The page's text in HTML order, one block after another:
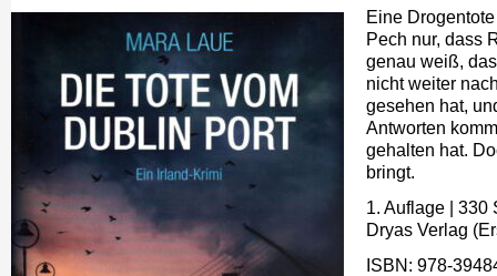
Eine
Pech nur, dass
genau weiß,
nicht weiter
gesehen hat,
Antworten
gehalten hat.
bringt.
1. Auflage | 330
Dryas Verlag
ISBN: 978-